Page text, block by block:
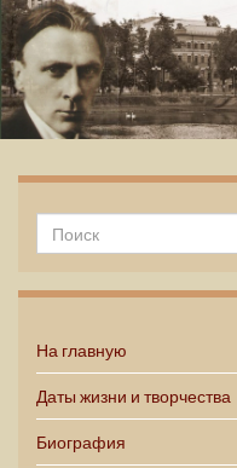
На главную
Даты жизни и творчества
Биография